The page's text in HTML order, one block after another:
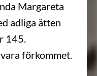
Margareta
adliga ätten
145.
förkommet.